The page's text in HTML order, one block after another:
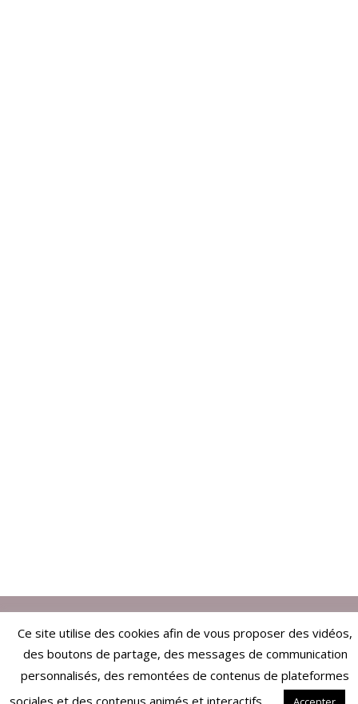
ARTICLES EN RELATION
Ce site utilise des cookies afin de vous proposer des vidéos,
des boutons de partage, des messages de communication
personnalisés, des remontées de contenus de plateformes
sociales et des contenus animés et interactifs.